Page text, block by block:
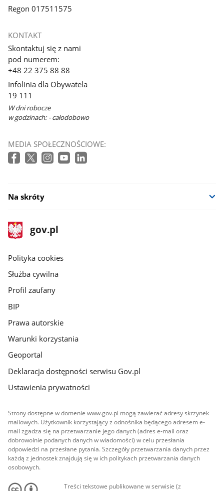
Regon 017511575
KONTAKT
Skontaktuj się z nami
pod numerem:
+48 22 375 88 88
Infolinia dla Obywatela
19 111
W dni robocze
w godzinach: - całodobowo
MEDIA SPOŁECZNOŚCIOWE:
Na skróty
stopka
gov.pl
Strona
gov.pl
gov.pl
Polityka cookies
Służba cywilna
Profil zaufany
BIP
Prawa autorskie
Warunki korzystania
Geoportal
Deklaracja dostępności serwisu Gov.pl
Ustawienia prywatności
Strony dostępne w domenie www.gov.pl mogą zawierać adresy skrzynek
mailowych. Użytkownik korzystający z odnośnika będącego adresem e-
mail zgadza się na przetwarzanie jego danych (adres e-mail oraz
dobrowolnie podanych danych w wiadomości) w celu przesłania
odpowiedzi na przesłane pytania. Szczegóły przetwarzania danych przez
każdą z jednostek znajdują się w ich politykach przetwarzania danych
osobowych.
Treści tekstowe publikowane w serwisie (z